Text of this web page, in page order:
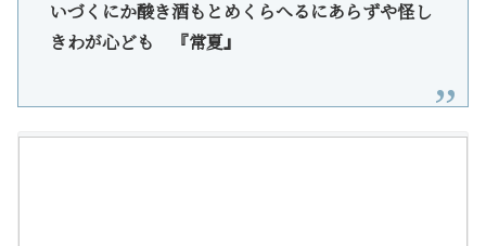
いづくにか酸き酒もとめくらへるにあらずや怪し
きわが心ども 『常夏』